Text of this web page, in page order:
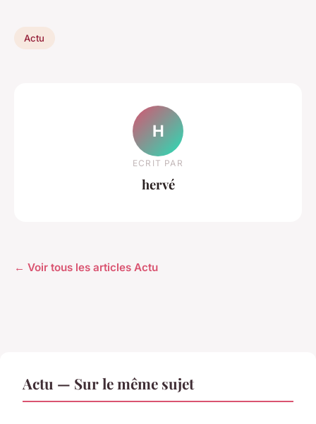
Actu
H
ECRIT PAR
hervé
← Voir tous les articles Actu
Actu — Sur le même sujet